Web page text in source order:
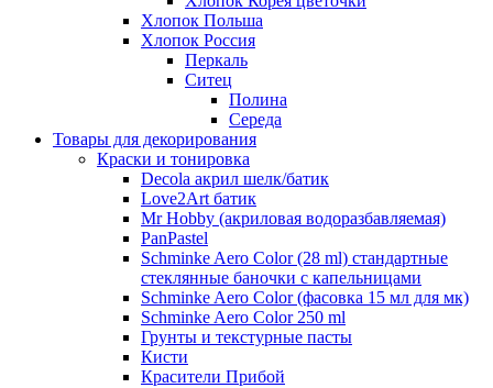
Хлопок Польша
Хлопок Россия
Перкаль
Ситец
Полина
Середа
Товары для декорирования
Краски и тонировка
Decola акрил шелк/батик
Love2Art батик
Mr Hobby (акриловая водоразбавляемая)
PanPastel
Schminke Aero Color (28 ml) стандартные
стеклянные баночки с капельницами
Schminke Aero Color (фасовка 15 мл для мк)
Schminke Aero Color 250 ml
Грунты и текстурные пасты
Кисти
Красители Прибой